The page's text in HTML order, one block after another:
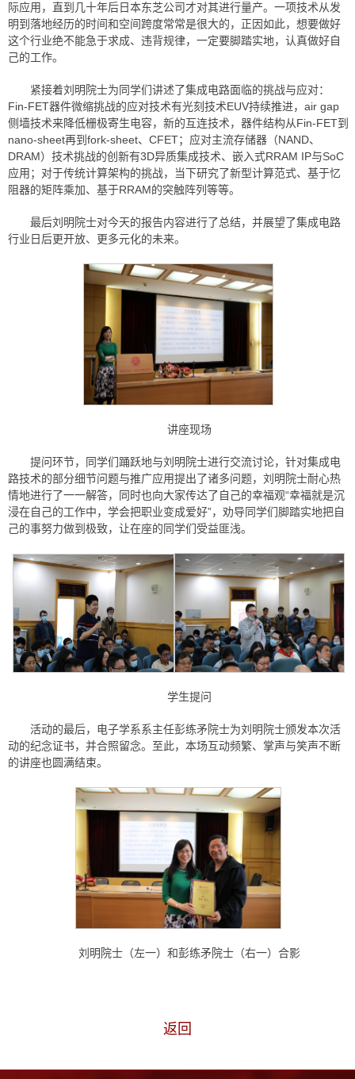
际应用，直到几十年后日本东芝公司才对其进行量产。一项技术从发
明到落地经历的时间和空间跨度常常是很大的，正因如此，想要做好
这个行业绝不能急于求成、违背规律，一定要脚踏实地，认真做好自
己的工作。
紧接着刘明院士为同学们讲述了集成电路面临的挑战与应对：
Fin-FET器件微缩挑战的应对技术有光刻技术EUV持续推进，air gap
侧墙技术来降低栅极寄生电容，新的互连技术，器件结构从Fin-FET到
nano-sheet再到fork-sheet、CFET；应对主流存储器（NAND、
DRAM）技术挑战的创新有3D异质集成技术、嵌入式RRAM IP与SoC
应用；对于传统计算架构的挑战，当下研究了新型计算范式、基于忆
阻器的矩阵乘加、基于RRAM的突触阵列等等。
最后刘明院士对今天的报告内容进行了总结，并展望了集成电路
行业日后更开放、更多元化的未来。
讲座现场
提问环节，同学们踊跃地与刘明院士进行交流讨论，针对集成电
路技术的部分细节问题与推广应用提出了诸多问题，刘明院士耐心热
情地进行了一一解答，同时也向大家传达了自己的幸福观“幸福就是沉
浸在自己的工作中，学会把职业变成爱好”，劝导同学们脚踏实地把自
己的事努力做到极致，让在座的同学们受益匪浅。
学生提问
活动的最后，电子学系系主任彭练矛院士为刘明院士颁发本次活
动的纪念证书，并合照留念。至此，本场互动频繁、掌声与笑声不断
的讲座也圆满结束。
刘明院士（左一）和彭练矛院士（右一）合影
返回